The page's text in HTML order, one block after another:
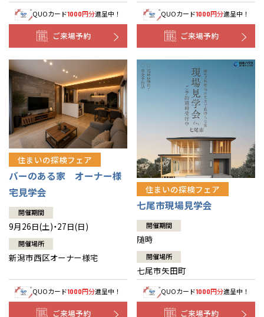
QUOカード1000円分進呈中！
ご来場予約
QUOカード1000円分進呈中！
ご来場予約
住まいの探検フェア
バーのある家 オーナー様
宅見学会
開催期間
9月26日(土)・27日(日)
開催場所
新潟市西区オーナー様宅
QUOカード1000円分進呈中！
ご来場予約
住まいの探検フェア
七尾市現場見学会
開催期間
随時
開催場所
七尾市矢田町
QUOカード1000円分進呈中！
ご来場予約